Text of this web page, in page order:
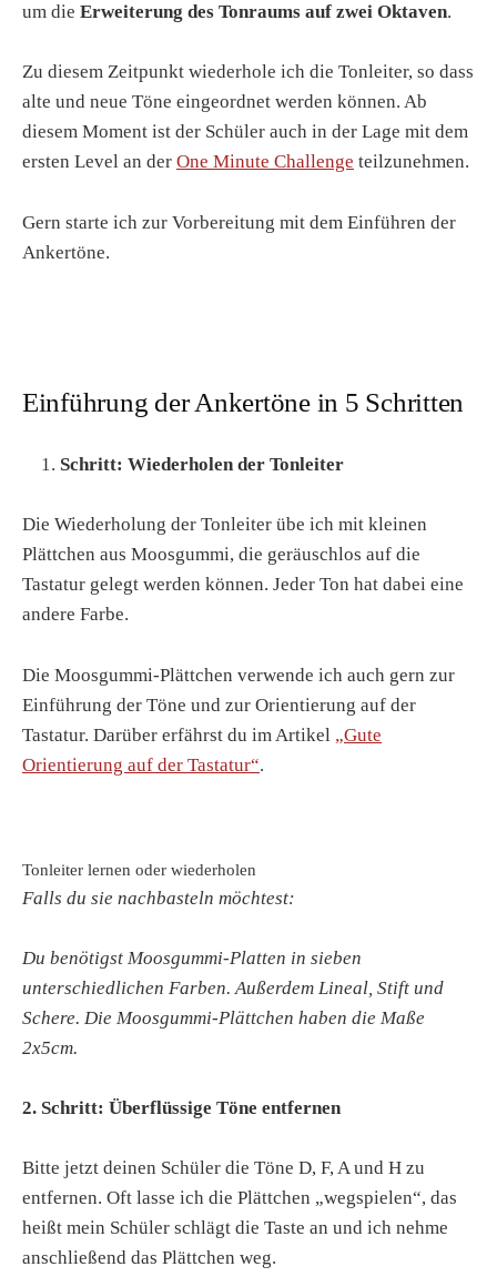
um die Erweiterung des Tonraums auf zwei Oktaven.
Zu diesem Zeitpunkt wiederhole ich die Tonleiter, so dass
alte und neue Töne eingeordnet werden können. Ab
diesem Moment ist der Schüler auch in der Lage mit dem
ersten Level an der One Minute Challenge teilzunehmen.
Gern starte ich zur Vorbereitung mit dem Einführen der
Ankertöne.
Einführung der Ankertöne in 5 Schritten
Schritt: Wiederholen der Tonleiter
Die Wiederholung der Tonleiter übe ich mit kleinen
Plättchen aus Moosgummi, die geräuschlos auf die
Tastatur gelegt werden können. Jeder Ton hat dabei eine
andere Farbe.
Die Moosgummi-Plättchen verwende ich auch gern zur
Einführung der Töne und zur Orientierung auf der
Tastatur. Darüber erfährst du im Artikel „Gute
Orientierung auf der Tastatur“.
Tonleiter lernen oder wiederholen
Falls du sie nachbasteln möchtest:
Du benötigst Moosgummi-Platten in sieben
unterschiedlichen Farben. Außerdem Lineal, Stift und
Schere. Die Moosgummi-Plättchen haben die Maße
2x5cm.
2. Schritt: Überflüssige Töne entfernen
Bitte jetzt deinen Schüler die Töne D, F, A und H zu
entfernen. Oft lasse ich die Plättchen „wegspielen“, das
heißt mein Schüler schlägt die Taste an und ich nehme
anschließend das Plättchen weg.